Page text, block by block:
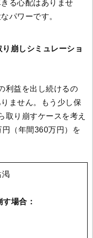
る心配はありませ
パワーです。
崩しシミュレーショ
利益を出し続けるの
ません。もう少し保
取り崩すケースを考え
（年間360万円）を
場合：